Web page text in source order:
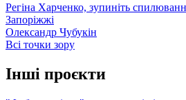
Регіна Харченко, зупиніть
Запоріжжі
Олександр Чубукін
Всі точки зору
Інші проєкти